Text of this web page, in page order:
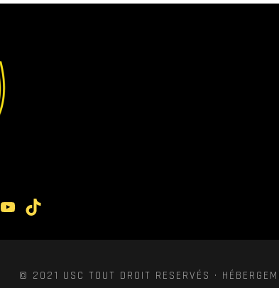
YouTube TikTok
© 2021 USC TOUT DROIT RESERVÉS ·